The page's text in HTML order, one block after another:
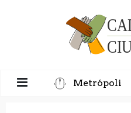
Metrópoli